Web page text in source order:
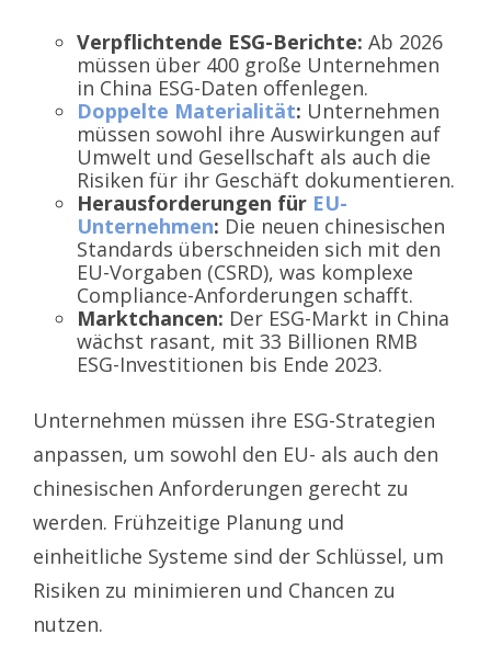
Verpflichtende ESG-Berichte: Ab 2026
müssen über 400 große Unternehmen
in China ESG-Daten offenlegen.
Doppelte Materialität: Unternehmen
müssen sowohl ihre Auswirkungen auf
Umwelt und Gesellschaft als auch die
Risiken für ihr Geschäft dokumentieren.
Herausforderungen für EU-
Unternehmen: Die neuen chinesischen
Standards überschneiden sich mit den
EU-Vorgaben (CSRD), was komplexe
Compliance-Anforderungen schafft.
Marktchancen: Der ESG-Markt in China
wächst rasant, mit 33 Billionen RMB
ESG-Investitionen bis Ende 2023.
Unternehmen müssen ihre ESG-Strategien
anpassen, um sowohl den EU- als auch den
chinesischen Anforderungen gerecht zu
werden. Frühzeitige Planung und
einheitliche Systeme sind der Schlüssel, um
Risiken zu minimieren und Chancen zu
nutzen.